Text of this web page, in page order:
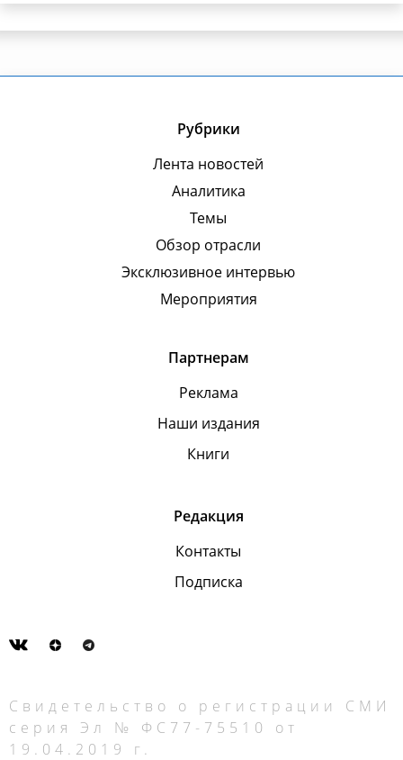
Рубрики
Лента новостей
Аналитика
Темы
Обзор отрасли
Эксклюзивное интервью
Мероприятия
Партнерам
Реклама
Наши издания
Книги
Редакция
Контакты
Подписка
Свидетельство о регистрации СМИ
серия Эл № ФС77-75510 от
19.04.2019 г.